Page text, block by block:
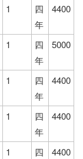
1
四
年
4400
1
四
年
5000
1
四
年
4400
1
四
年
4400
1
四
4400